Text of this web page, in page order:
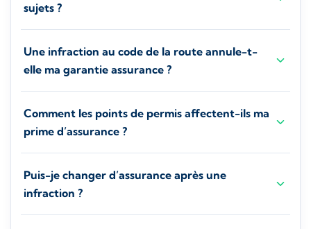
sujets ?
Une infraction au code de la route annule-t-
elle ma garantie assurance ?
Comment les points de permis affectent-ils ma
prime d’assurance ?
Puis-je changer d’assurance après une
infraction ?